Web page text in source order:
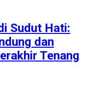
Sudut Hati:
dan
Tenang